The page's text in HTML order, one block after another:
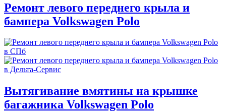
Ремонт левого переднего крыла и
бампера Volkswagen Polo
Вытягивание вмятины на крышке
багажника Volkswagen Polo